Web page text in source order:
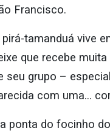
Francisco.
pirá-tamanduá vive
que recebe
seu grupo –
com uma…
ponta do focinho